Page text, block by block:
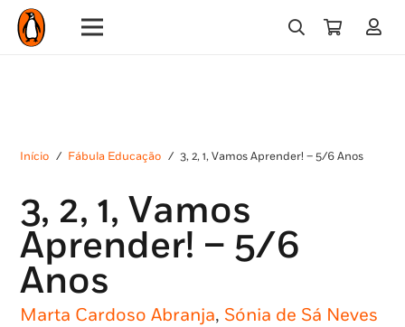
Início / Fábula Educação / 3, 2, 1, Vamos Aprender! – 5/6 Anos
3, 2, 1, Vamos
Aprender! – 5/6
Anos
Marta Cardoso Abranja, Sónia de Sá Neves